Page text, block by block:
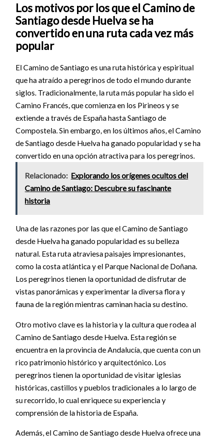
Los motivos por los que el Camino de
Santiago desde Huelva se ha
convertido en una ruta cada vez más
popular
El Camino de Santiago es una ruta histórica y espiritual
que ha atraído a peregrinos de todo el mundo durante
siglos. Tradicionalmente, la ruta más popular ha sido el
Camino Francés, que comienza en los Pirineos y se
extiende a través de España hasta Santiago de
Compostela. Sin embargo, en los últimos años, el Camino
de Santiago desde Huelva ha ganado popularidad y se ha
convertido en una opción atractiva para los peregrinos.
Relacionado: Explorando los orígenes ocultos del
Camino de Santiago: Descubre su fascinante
historia
Una de las razones por las que el Camino de Santiago
desde Huelva ha ganado popularidad es su belleza
natural. Esta ruta atraviesa paisajes impresionantes,
como la costa atlántica y el Parque Nacional de Doñana.
Los peregrinos tienen la oportunidad de disfrutar de
vistas panorámicas y experimentar la diversa flora y
fauna de la región mientras caminan hacia su destino.
Otro motivo clave es la historia y la cultura que rodea al
Camino de Santiago desde Huelva. Esta región se
encuentra en la provincia de Andalucía, que cuenta con un
rico patrimonio histórico y arquitectónico. Los
peregrinos tienen la oportunidad de visitar iglesias
históricas, castillos y pueblos tradicionales a lo largo de
su recorrido, lo cual enriquece su experiencia y
comprensión de la historia de España.
Además, el Camino de Santiago desde Huelva ofrece una